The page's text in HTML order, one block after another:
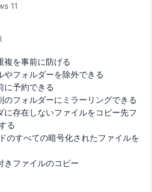
11
複を事前に防げる
やフォルダーを除外できる
に予約できる
のフォルダーにミラーリングできる
に存在しないファイルをコピー先フ
る
のすべての暗号化されたファイルを
きファイルのコピー